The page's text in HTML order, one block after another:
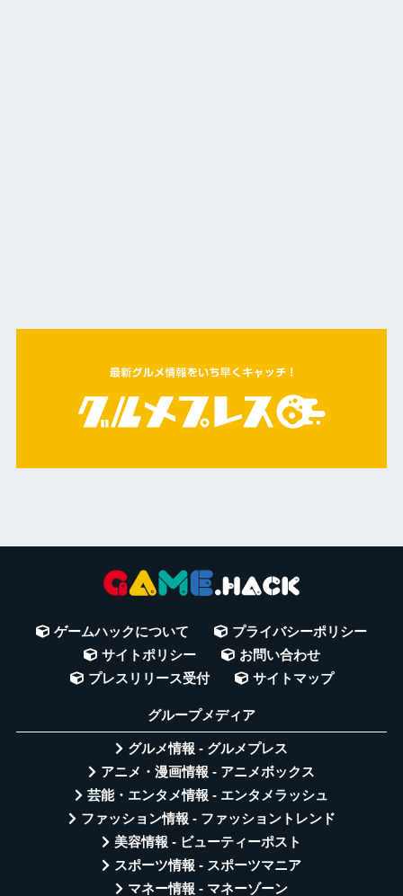
ゲームハックについて
プライバシーポリシー
サイトポリシー
お問い合わせ
プレスリリース受付
サイトマップ
グループメディア
グルメ情報 - グルメプレス
アニメ・漫画情報 - アニメボックス
芸能・エンタメ情報 - エンタメラッシュ
ファッション情報 - ファッショントレンド
美容情報 - ビューティーポスト
スポーツ情報 - スポーツマニア
マネー情報 - マネーゾーン